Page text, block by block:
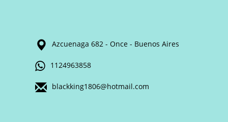
Azcuenaga 682 - Once - Buenos Aires
1124963858
blackking1806@hotmail.com